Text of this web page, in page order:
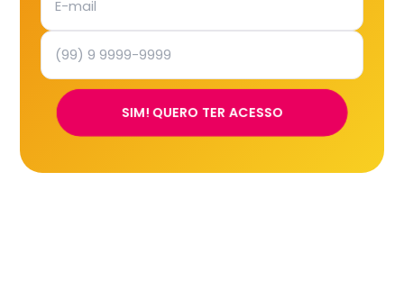
SIM! QUERO TER ACESSO